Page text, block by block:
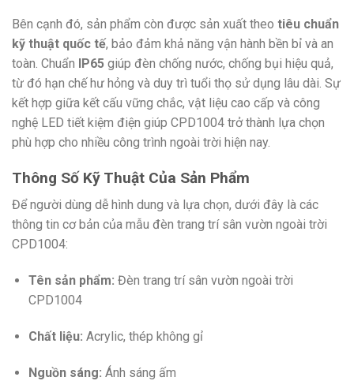
Bên cạnh đó, sản phẩm còn được sản xuất theo tiêu chuẩn
kỹ thuật quốc tế, bảo đảm khả năng vận hành bền bỉ và an
toàn. Chuẩn IP65 giúp đèn chống nước, chống bụi hiệu quả,
từ đó hạn chế hư hỏng và duy trì tuổi thọ sử dụng lâu dài. Sự
kết hợp giữa kết cấu vững chắc, vật liệu cao cấp và công
nghệ LED tiết kiệm điện giúp CPD1004 trở thành lựa chọn
phù hợp cho nhiều công trình ngoài trời hiện nay.
Thông Số Kỹ Thuật Của Sản Phẩm
Để người dùng dễ hình dung và lựa chọn, dưới đây là các
thông tin cơ bản của mẫu đèn trang trí sân vườn ngoài trời
CPD1004:
Tên sản phẩm: Đèn trang trí sân vườn ngoài trời
CPD1004
Chất liệu: Acrylic, thép không gỉ
Nguồn sáng: Ánh sáng ấm